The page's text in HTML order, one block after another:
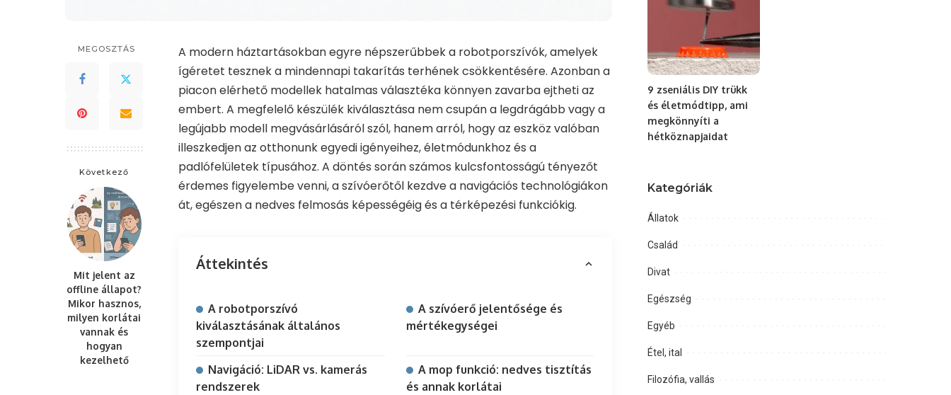
MEGOSZTÁS
Következő
Mit jelent az
offline állapot?
Mikor hasznos,
milyen korlátai
vannak és
hogyan
kezelhető
A modern háztartásokban egyre népszerűbbek a robotporszívók, amelyek
ígéretet tesznek a mindennapi takarítás terhének csökkentésére. Azonban a
piacon elérhető modellek hatalmas választéka könnyen zavarba ejtheti az
embert. A megfelelő készülék kiválasztása nem csupán a legdrágább vagy a
legújabb modell megvásárlásáról szól, hanem arról, hogy az eszköz valóban
illeszkedjen az otthonunk egyedi igényeihez, életmódunkhoz és a
padlófelületek típusához. A döntés során számos kulcsfontosságú tényezőt
érdemes figyelembe venni, a szívóerőtől kezdve a navigációs technológiákon
át, egészen a nedves felmosás képességéig és a térképezési funkciókig.
Áttekintés
A robotporszívó
kiválasztásának általános
szempontjai
A szívóerő jelentősége és
mértékegységei
Navigáció: LiDAR vs. kamerás
rendszerek
A mop funkció: nedves tisztítás
és annak korlátai
9 zseniális DIY trükk
és életmódtipp, ami
megkönnyíti a
hétköznapjaidat
Kategóriák
Állatok
Család
Divat
Egészség
Egyéb
Étel, ital
Filozófia, vallás